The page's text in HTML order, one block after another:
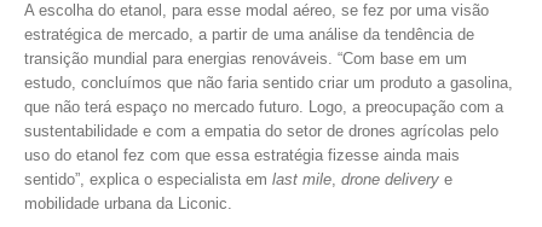
A escolha do etanol, para esse modal aéreo, se fez por uma visão
estratégica de mercado, a partir de uma análise da tendência de
transição mundial para energias renováveis. “Com base em um
estudo, concluímos que não faria sentido criar um produto a gasolina,
que não terá espaço no mercado futuro. Logo, a preocupação com a
sustentabilidade e com a empatia do setor de drones agrícolas pelo
uso do etanol fez com que essa estratégia fizesse ainda mais
sentido”, explica o especialista em last mile, drone delivery e
mobilidade urbana da Liconic.